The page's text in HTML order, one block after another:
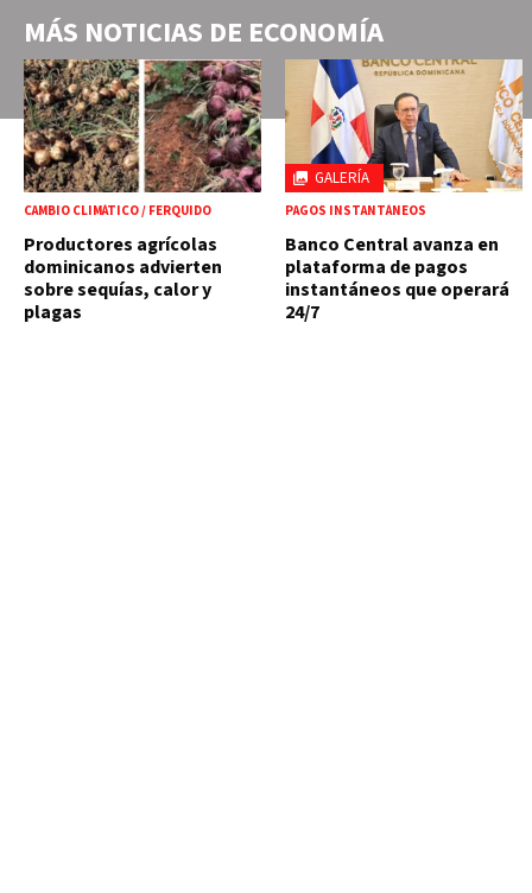
MÁS NOTICIAS DE ECONOMÍA
CAMBIO CLIMÁTICO / FERQUIDO
Productores agrícolas
dominicanos advierten
sobre sequías, calor y
plagas
GALERÍA
PAGOS INSTANTÁNEOS
Banco Central avanza en
plataforma de pagos
instantáneos que operará
24/7